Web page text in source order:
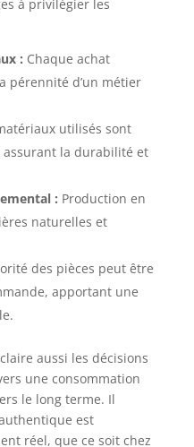
à privilégier les
: Chaque achat
pérennité d’un métier
utilisés sont
la durabilité et
: Production en
naturelles et
des pièces peut être
apportant une
aussi les décisions
une consommation
le long terme. Il
est
réel, que ce soit chez